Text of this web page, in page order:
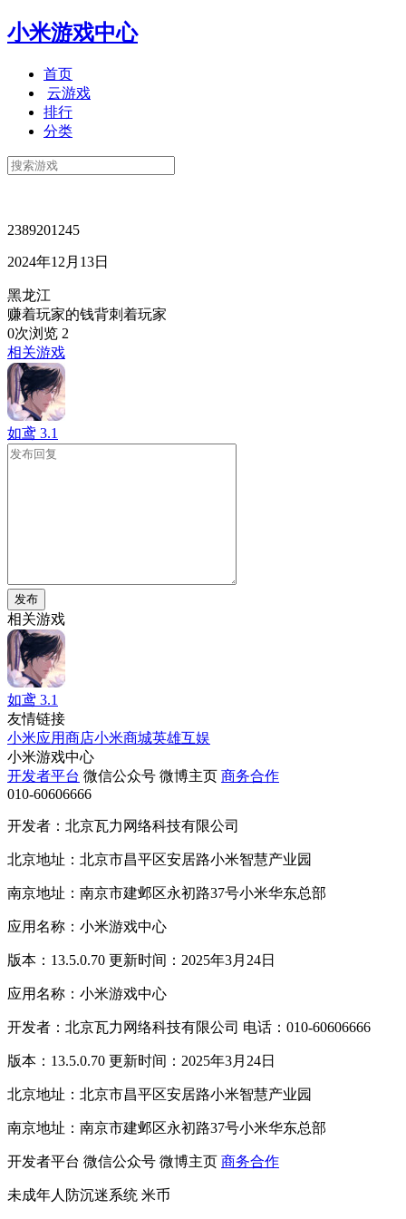
小米游戏中心
首页
云游戏
排行
分类
2389201245
2024年12月13日
黑龙江
赚着玩家的钱背刺着玩家
0次浏览 2
相关游戏
如鸢 3.1
发布
相关游戏
如鸢 3.1
友情链接
小米应用商店小米商城英雄互娱
小米游戏中心
开发者平台 微信公众号 微博主页 商务合作
010-60606666
开发者：北京瓦力网络科技有限公司
北京地址：北京市昌平区安居路小米智慧产业园
南京地址：南京市建邺区永初路37号小米华东总部
应用名称：小米游戏中心
版本：13.5.0.70 更新时间：2025年3月24日
应用名称：小米游戏中心
开发者：北京瓦力网络科技有限公司 电话：010-60606666
版本：13.5.0.70 更新时间：2025年3月24日
北京地址：北京市昌平区安居路小米智慧产业园
南京地址：南京市建邺区永初路37号小米华东总部
开发者平台 微信公众号 微博主页 商务合作
未成年人防沉迷系统 米币